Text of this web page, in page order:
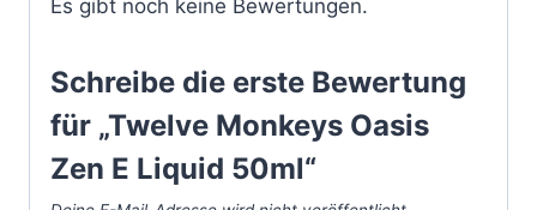
Es gibt noch keine Bewertungen.
Schreibe die erste Bewertung
für „Twelve Monkeys Oasis
Zen E Liquid 50ml“